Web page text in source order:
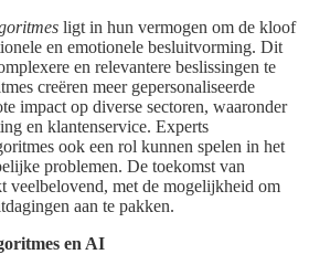
ligt in hun vermogen om de kloof
en emotionele besluitvorming. Dit
en relevantere beslissingen te
creëren meer gepersonaliseerde
impact op diverse sectoren, waaronder
en klantenservice. Experts
ook een rol kunnen spelen in het
problemen. De toekomst van
veelbelovend, met de mogelijkheid om
aan te pakken.
en AI